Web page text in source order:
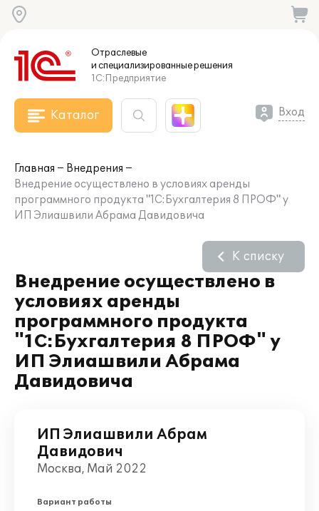
Отраслевые
и специализированныерешения
1С:Предприятие
Каталог Вход
Главная
Внедрения
Внедрение осуществлено в условиях аренды
программного продукта "1С:Бухгалтерия 8 ПРОФ" у
ИП Элиашвили Абрама Давидовича
Внедрение осуществлено в
условиях аренды
программного продукта
"1С:Бухгалтерия 8 ПРОФ" у
ИП Элиашвили Абрама
Давидовича
К списку
ИП Элиашвили Абрам
Давидович
Москва, Май 2022
Вариант работы